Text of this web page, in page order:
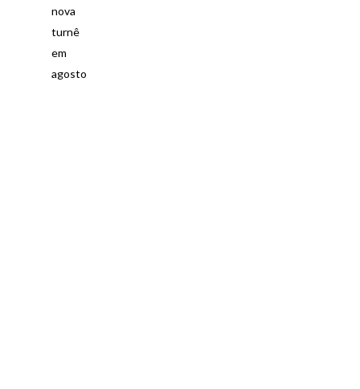
nova
turnê
em
agosto